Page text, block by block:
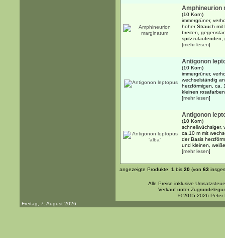
Amphineurion
(10 Korn)
immergrüner,
hoher Strauch mit
breiten,
spitzzulaufenden,
[mehr lesen]
Antigonon
(10 Korn)
immergrüner,
wechselständig
herzförmigen, ca.
kleinen
[mehr lesen]
Antigonon
(10 Korn)
schnellwüchsiger,
ca.10 m mit
der Basis
und kleinen,
[mehr lesen]
angezeigte Produkte: 1 bis 20 (von 63
Alle Preise inklusive
Verkauf unter
© 2015-2026 Peter
Freitag, 7. August 2026